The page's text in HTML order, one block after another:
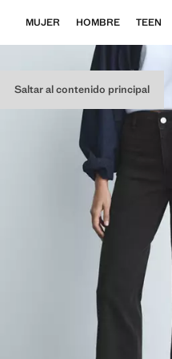
Saltar al contenido principal
MUJER HOMBRE TEEN